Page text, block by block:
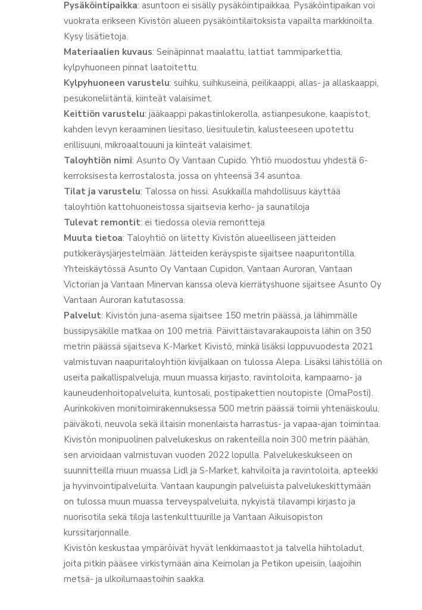
Pysäköintipaikka: asuntoon ei sisälly pysäköintipaikkaa. Pysäköintipaikan voi
vuokrata erikseen Kivistön alueen pysäköintilaitoksista vapailta markkinoilta.
Kysy lisätietoja.
Materiaalien kuvaus: Seinäpinnat maalattu, lattiat tammiparkettia,
kylpyhuoneen pinnat laatoitettu.
Kylpyhuoneen varustelu: suihku, suihkuseinä, peilikaappi, allas- ja allaskaappi,
pesukoneliitäntä, kiinteät valaisimet.
Keittiön varustelu: jääkaappi pakastinlokerolla, astianpesukone, kaapistot,
kahden levyn keraaminen liesitaso, liesituuletin, kalusteeseen upotettu
erillisuuni, mikroaaltouuni ja kiinteät valaisimet.
Taloyhtiön nimi: Asunto Oy Vantaan Cupido. Yhtiö muodostuu yhdestä 6-
kerroksisesta kerrostalosta, jossa on yhteensä 34 asuntoa.
Tilat ja varustelu: Talossa on hissi. Asukkailla mahdollisuus käyttää
taloyhtiön kattohuoneistossa sijaitsevia kerho- ja saunatiloja
Tulevat remontit: ei tiedossa olevia remontteja
Muuta tietoa: Taloyhtiö on liitetty Kivistön alueelliseen jätteiden
putkikeräysjärjestelmään. Jätteiden keräyspiste sijaitsee naapuritontilla.
Yhteiskäytössä Asunto Oy Vantaan Cupidon, Vantaan Auroran, Vantaan
Victorian ja Vantaan Minervan kanssa oleva kierrätyshuone sijaitsee Asunto Oy
Vantaan Auroran katutasossa.
Palvelut: Kivistön juna-asema sijaitsee 150 metrin päässä, ja lähimmälle
bussipysäkille matkaa on 100 metriä. Päivittäistavarakaupoista lähin on 350
metrin päässä sijaitseva K-Market Kivistö, minkä lisäksi loppuvuodesta 2021
valmistuvan naapuritaloyhtiön kivijalkaan on tulossa Alepa. Lisäksi lähistöllä on
useita paikallispalveluja, muun muassa kirjasto, ravintoloita, kampaamo- ja
kauneudenhoitopalveluita, kuntosali, postipakettien noutopiste (OmaPosti).
Aurinkokiven monitoimirakennuksessa 500 metrin päässä toimii yhtenäiskoulu,
päiväkoti, neuvola sekä iltaisin monenlaista harrastus- ja vapaa-ajan toimintaa.
Kivistön monipuolinen palvelukeskus on rakenteilla noin 300 metrin päähän,
sen arvioidaan valmistuvan vuoden 2022 lopulla. Palvelukeskukseen on
suunnitteilla muun muassa Lidl ja S-Market, kahviloita ja ravintoloita, apteekki
ja hyvinvointipalveluita. Vantaan kaupungin palveluista palvelukeskittymään
on tulossa muun muassa terveyspalveluita, nykyistä tilavampi kirjasto ja
nuorisotila sekä tiloja lastenkulttuurille ja Vantaan Aikuisopiston
kurssitarjonnalle.
Kivistön keskustaa ympäröivät hyvät lenkkimaastot ja talvella hiihtoladut,
joita pitkin pääsee virkistymään aina Keimolan ja Petikon upeisiin, laajoihin
metsä- ja ulkoilumaastoihin saakka.